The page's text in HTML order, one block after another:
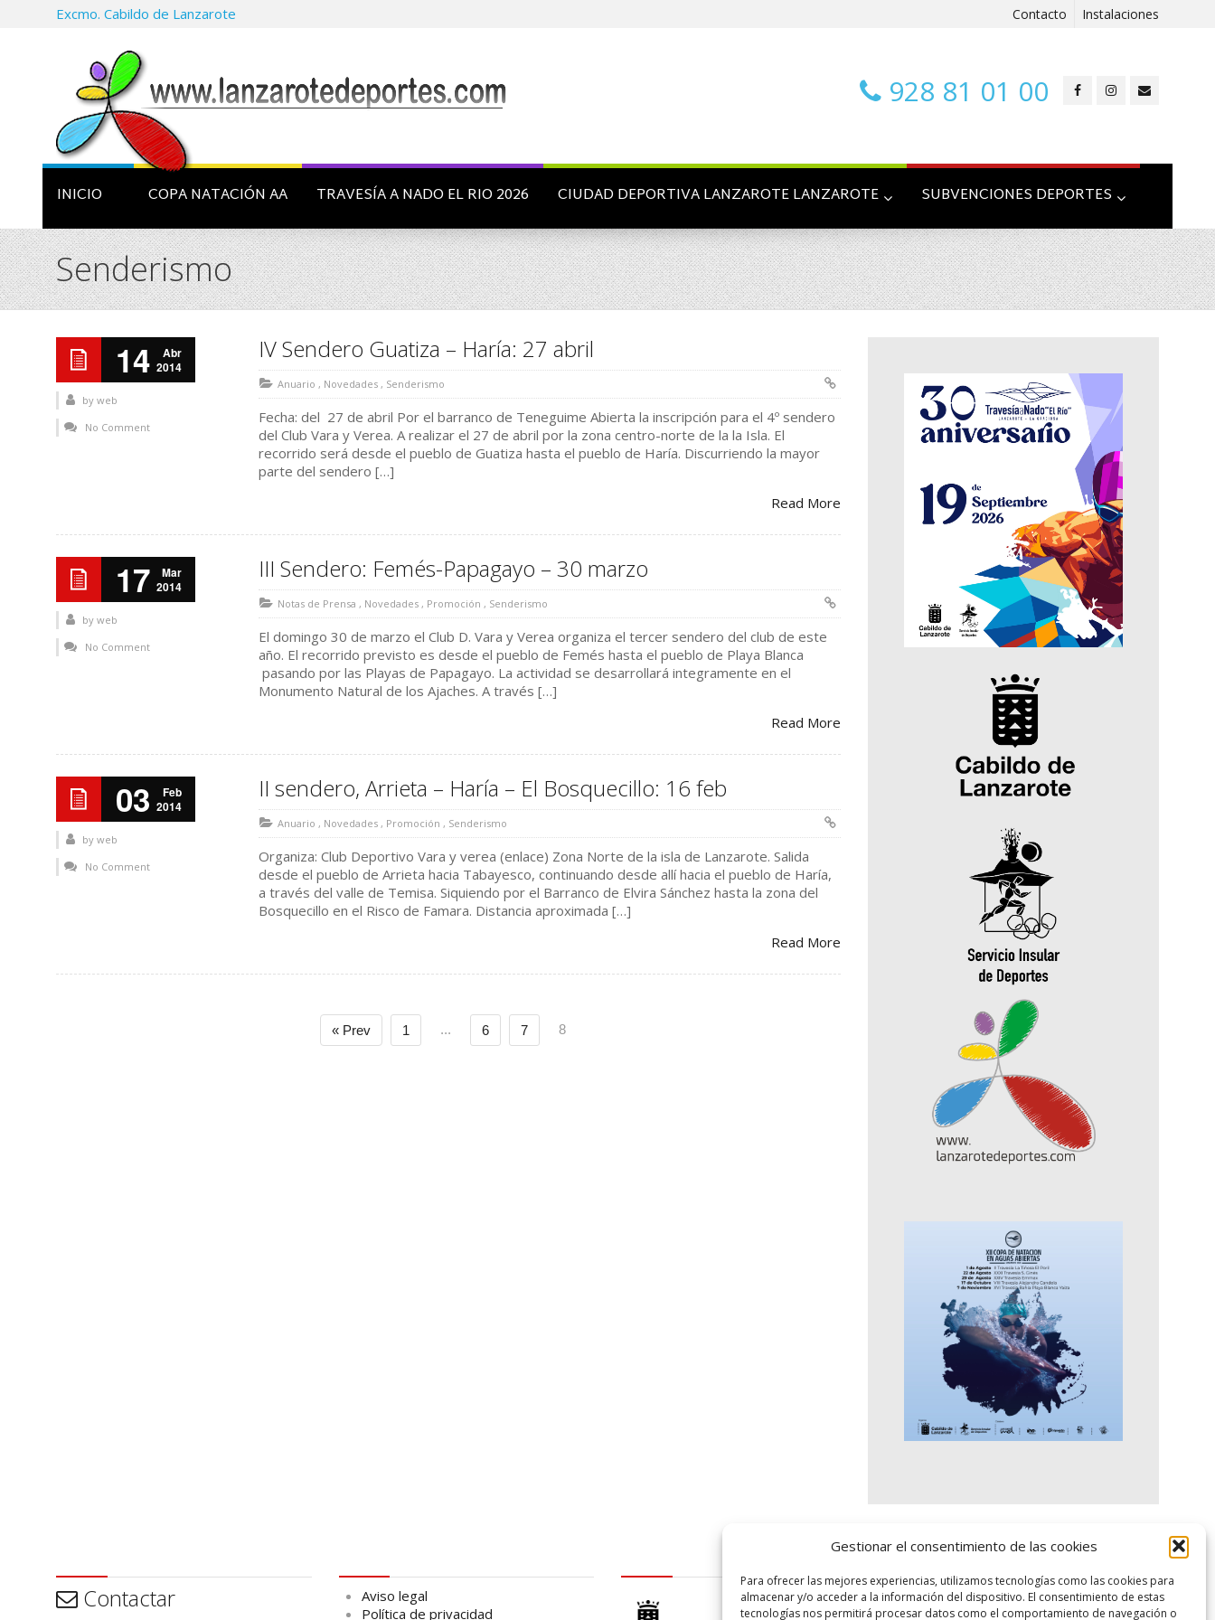
Gestionar el consentimiento de las cookies
Para ofrecer las mejores experiencias, utilizamos tecnologías como las cookies para
almacenar y/o acceder a la información del dispositivo. El consentimiento de estas
tecnologías nos permitirá procesar datos como el comportamiento de navegación o
Excmo. Cabildo de Lanzarote Contacto Instalaciones
928 81 01 00
INICIO COPA NATACIÓN AA TRAVESÍA A NADO EL RIO 2026 CIUDAD DEPORTIVA LANZAROTE LANZAROTE SUBVENCIONES DEPORTES
Senderismo
14
Abr
2014
by web
No Comment
IV Sendero Guatiza – Haría: 27 abril
Anuario , Novedades , Senderismo
Fecha: del 27 de abril Por el barranco de Teneguime Abierta la inscripción para el 4º sendero
del Club Vara y Verea. A realizar el 27 de abril por la zona centro-norte de la la Isla. El
recorrido será desde el pueblo de Guatiza hasta el pueblo de Haría. Discurriendo la mayor
parte del sendero […]
Read More
17
Mar
2014
by web
No Comment
III Sendero: Femés-Papagayo – 30 marzo
Notas de Prensa , Novedades , Promoción , Senderismo
El domingo 30 de marzo el Club D. Vara y Verea organiza el tercer sendero del club de este
año. El recorrido previsto es desde el pueblo de Femés hasta el pueblo de Playa Blanca
pasando por las Playas de Papagayo. La actividad se desarrollará integramente en el
Monumento Natural de los Ajaches. A través […]
Read More
03
Feb
2014
by web
No Comment
II sendero, Arrieta – Haría – El Bosquecillo: 16 feb
Anuario , Novedades , Promoción , Senderismo
Organiza: Club Deportivo Vara y verea (enlace) Zona Norte de la isla de Lanzarote. Salida
desde el pueblo de Arrieta hacia Tabayesco, continuando desde allí hacia el pueblo de Haría,
a través del valle de Temisa. Siquiendo por el Barranco de Elvira Sánchez hasta la zona del
Bosquecillo en el Risco de Famara. Distancia aproximada […]
Read More
« Prev 1 ... 6 7 8
Contactar
Aviso legal
Política de privacidad
logo SID